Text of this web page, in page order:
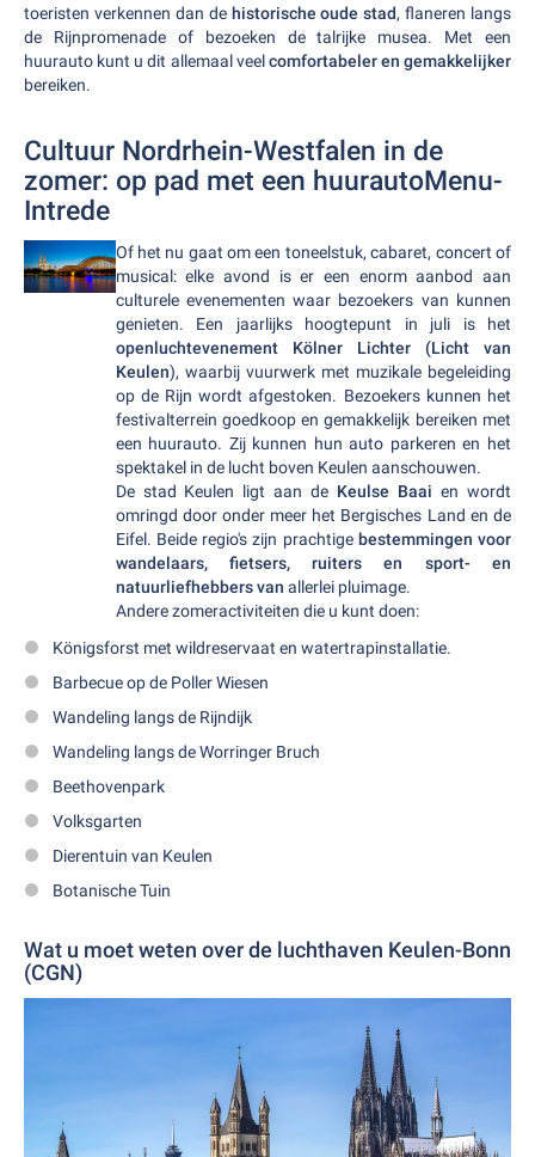
toeristen verkennen dan de historische oude stad, flaneren langs
de Rijnpromenade of bezoeken de talrijke musea. Met een
huurauto kunt u dit allemaal veelcomfortabeler en gemakkelijker
bereiken.
Cultuur Nordrhein-Westfalen in de
zomer: op pad met een huurautoMenu-
Intrede
Of het nu gaat om een toneelstuk, cabaret, concert of
musical: elke avond is er een enorm aanbod aan
culturele evenementen waar bezoekers van kunnen
genieten. Een jaarlijks hoogtepunt in juli is het
openluchtevenement Kölner Lichter (Licht van
Keulen), waarbij vuurwerk met muzikale begeleiding
op de Rijn wordt afgestoken. Bezoekers kunnen het
festivalterrein goedkoop en gemakkelijk bereiken met
een huurauto. Zij kunnen hun auto parkeren en het
spektakel in de lucht boven Keulen aanschouwen.
De stad Keulen ligt aan de Keulse Baai en wordt
omringd door onder meer het Bergisches Land en de
Eifel. Beide regio's zijn prachtige bestemmingen voor
wandelaars, fietsers, ruiters en sport- en
natuurliefhebbers van allerlei pluimage.
Andere zomeractiviteiten die u kunt doen:
Königsforst met wildreservaat en watertrapinstallatie.
Barbecue op de Poller Wiesen
Wandeling langs de Rijndijk
Wandeling langs de Worringer Bruch
Beethovenpark
Volksgarten
Dierentuin van Keulen
Botanische Tuin
Wat u moet weten over de luchthaven Keulen-Bonn
(CGN)